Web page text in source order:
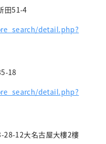
田51-4
detail.php?
18
detail.php?
28-12大名古屋大樓2樓